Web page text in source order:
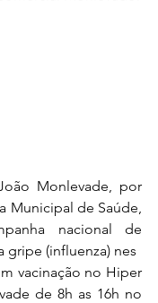
Monlevade, por
Municipal de Saúde,
nacional de
gripe (influenza) nes
vacinação no Hiper
de 8h as 16h no